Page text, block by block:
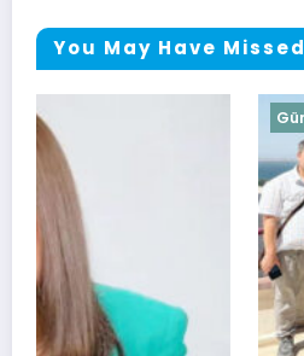
You May Have Missed